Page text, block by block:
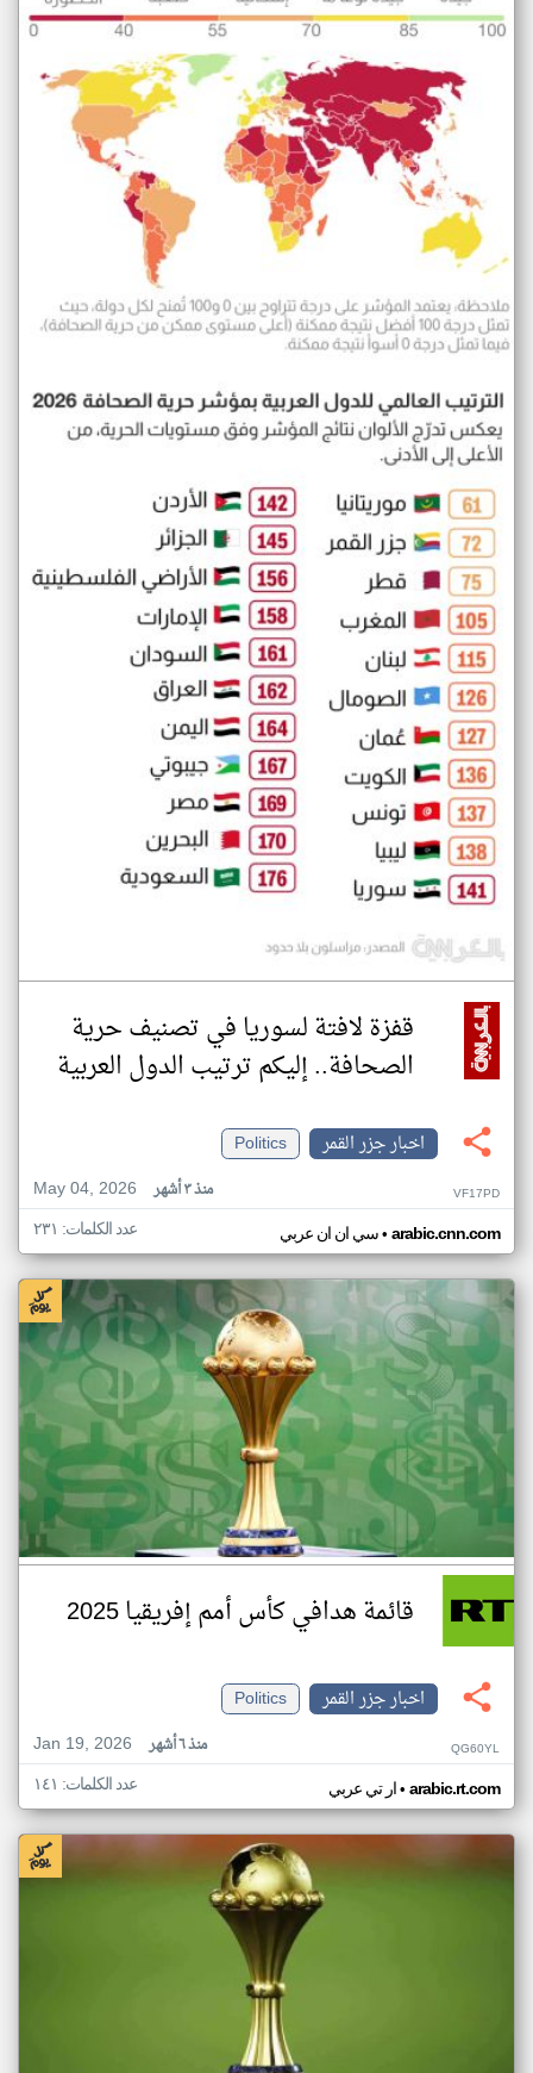
قفزة لافتة لسوريا في تصنيف حرية
الصحافة.. إليكم ترتيب الدول العربية
اخبار جزر القمر
Politics
May 04, 2026
منذ ٣ أشهر VF17PD
سي ان ان عربي• arabic.cnn.com عدد الكلمات: ٢٣١
قائمة هدافي كأس أمم إفريقيا 2025
اخبار جزر القمر
Politics
Jan 19, 2026
منذ ٦ أشهر QG60YL
ار تي عربي• arabic.rt.com عدد الكلمات: ١٤١